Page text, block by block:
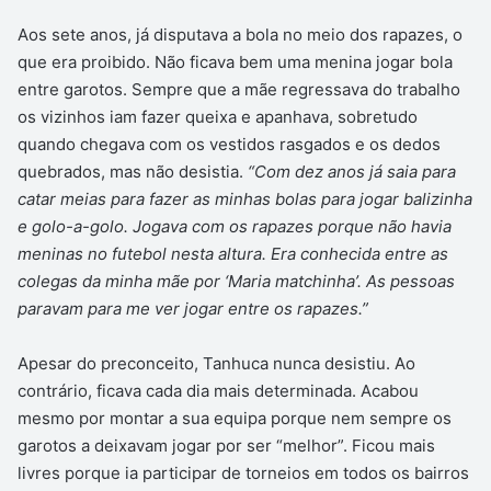
Aos sete anos, já disputava a bola no meio dos rapazes, o
que era proibido. Não ficava bem uma menina jogar bola
entre garotos. Sempre que a mãe regressava do trabalho
os vizinhos iam fazer queixa e apanhava, sobretudo
quando chegava com os vestidos rasgados e os dedos
quebrados, mas não desistia. “Com dez anos já saia para
catar meias para fazer as minhas bolas para jogar balizinha
e golo-a-golo. Jogava com os rapazes porque não havia
meninas no futebol nesta altura. Era conhecida entre as
colegas da minha mãe por ‘Maria matchinha’. As pessoas
paravam para me ver jogar entre os rapazes.”
Apesar do preconceito, Tanhuca nunca desistiu. Ao
contrário, ficava cada dia mais determinada. Acabou
mesmo por montar a sua equipa porque nem sempre os
garotos a deixavam jogar por ser “melhor”. Ficou mais
livres porque ia participar de torneios em todos os bairros